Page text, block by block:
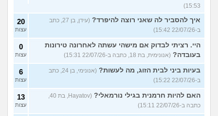
15:53)
איך להסביר לה שאני רוצה להיפרד?
(עידן, בן 27, כתב
ב-22/07/26 15:42)
20
עצות
היי. רציתי לבדוק אם מישהי עשתה לאחרונה טירונות
בעובדה? (אנונימית, בת 18, כתבה ב-22/07/26 15:31)
0
עצות
בעיות ביני לבית הזוג, מה לעשות?
(אנונימי, בן 24, כתב
ב-22/07/26 15:22)
6
עצות
האם להיות חרמנית בגילי נורמאלי?
(Hayatov, בת 40,
כתבה ב-22/07/26 15:11)
13
עצות